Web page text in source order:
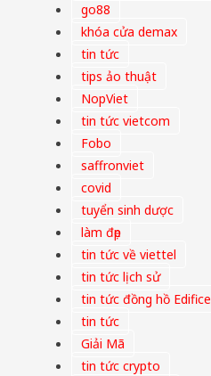
go88
khóa cửa demax
tin tức
tips ảo thuật
NopViet
tin tức vietcom
Fobo
saffronviet
covid
tuyển sinh dược
làm đẹp
tin tức về viettel
tin tức lịch sử
tin tức đồng hồ Edifice
tin tức
Giải Mã
tin tức crypto